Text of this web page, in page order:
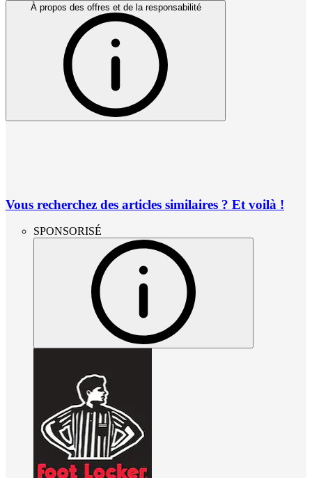
À propos des offres et de la responsabilité
Vous recherchez des articles similaires ? Et voilà !
SPONSORISÉ